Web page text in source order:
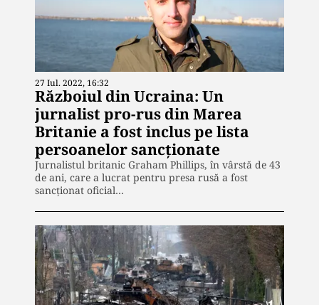
27 Iul. 2022, 16:32
Războiul din Ucraina: Un
jurnalist pro-rus din Marea
Britanie a fost inclus pe lista
persoanelor sancționate
Jurnalistul britanic Graham Phillips, în vârstă de 43
de ani, care a lucrat pentru presa rusă a fost
sancționat oficial…